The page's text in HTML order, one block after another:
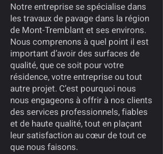
Notre entreprise se spécialise dans
les travaux de pavage dans la région
de Mont-Tremblant et ses environs.
Nous comprenons à quel point il est
important d’avoir des surfaces de
qualité, que ce soit pour votre
résidence, votre entreprise ou tout
autre projet. C’est pourquoi nous
nous engageons à offrir à nos clients
des services professionnels, fiables
et de haute qualité, tout en plaçant
leur satisfaction au cœur de tout ce
que nous faisons.